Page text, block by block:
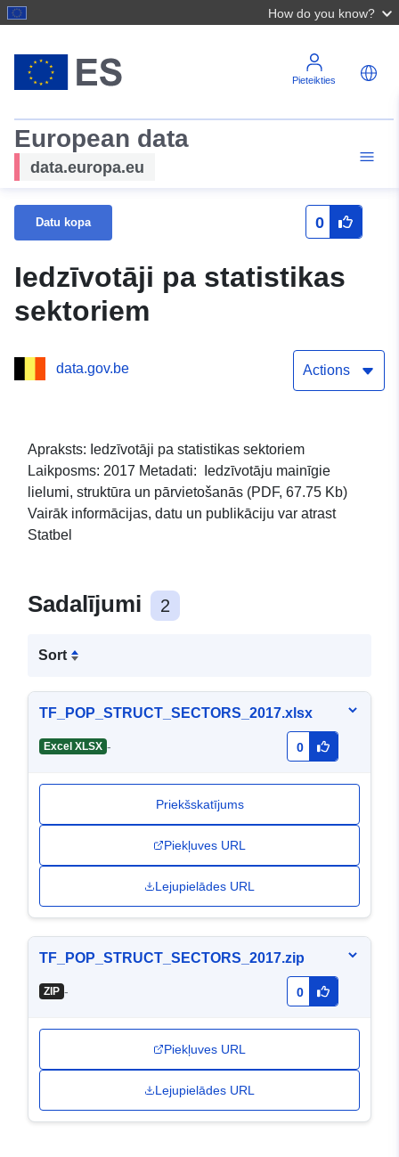
How do you know?
Pieteikties
European data
data.europa.eu
Datu kopa 0
Iedzīvotāji pa statistikas
sektoriem
data.gov.be Actions
Apraksts: Iedzīvotāji pa statistikas sektoriem
Laikposms: 2017 Metadati: Iedzīvotāju mainīgie
lielumi, struktūra un pārvietošanās (PDF, 67.75 Kb)
Vairāk informācijas, datu un publikāciju var atrast
Statbel
Sadalījumi 2
Sort
TF_POP_STRUCT_SECTORS_2017.xlsx
Excel XLSX - 0
Priekšskatījums
Piekļuves URL
Lejupielādes URL
TF_POP_STRUCT_SECTORS_2017.zip
ZIP - 0
Piekļuves URL
Lejupielādes URL